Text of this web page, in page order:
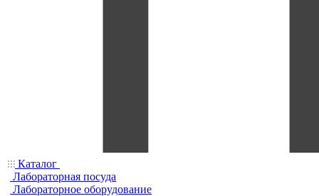
Каталог
Лабораторная посуда
Лабораторное оборудование